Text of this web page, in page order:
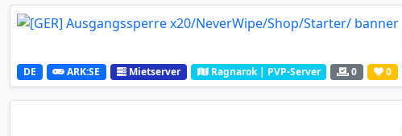
DE ARK:SE Mietserver Ragnarok | PVP-Server 0 0